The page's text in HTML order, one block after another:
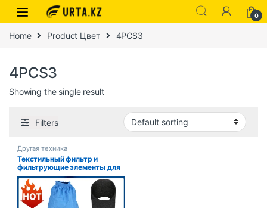
0
Home Product Цвет 4PCS3
4PCS3
Showing the single result
Filters
Другая техника
Текстильный фильтр и
фильтрующие элементы для
пылесоса Karcher MV1 WD1
WD2 WD3 NT